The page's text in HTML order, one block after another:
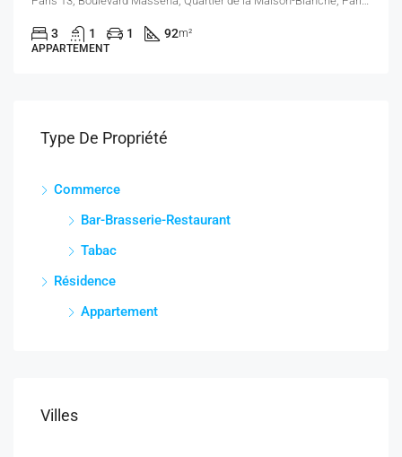
3 1 1 92m²
APPARTEMENT
Type De Propriété
Commerce
Bar-Brasserie-Restaurant
Tabac
Résidence
Appartement
Villes